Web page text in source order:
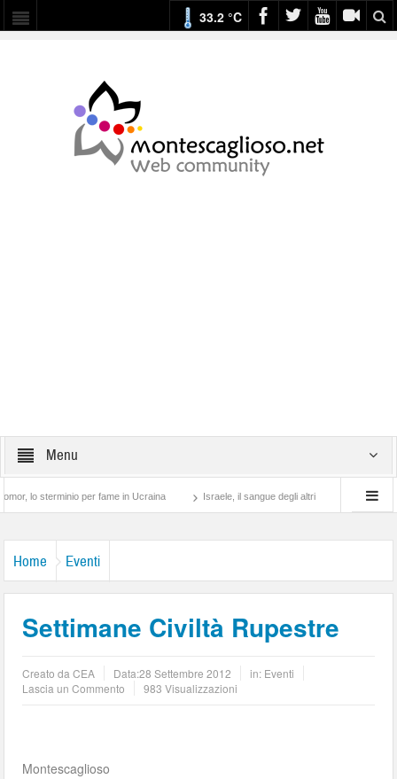
33.2 °C
Menu
per fame in Ucraina Israele, il sangue degli altri Lotta di classe… tra
Home Eventi
Settimane Civiltà Rupestre
Creato daCEA Data:28 Settembre 2012 in: Eventi
Lascia un Commento
983 Visualizzazioni
Montescaglioso